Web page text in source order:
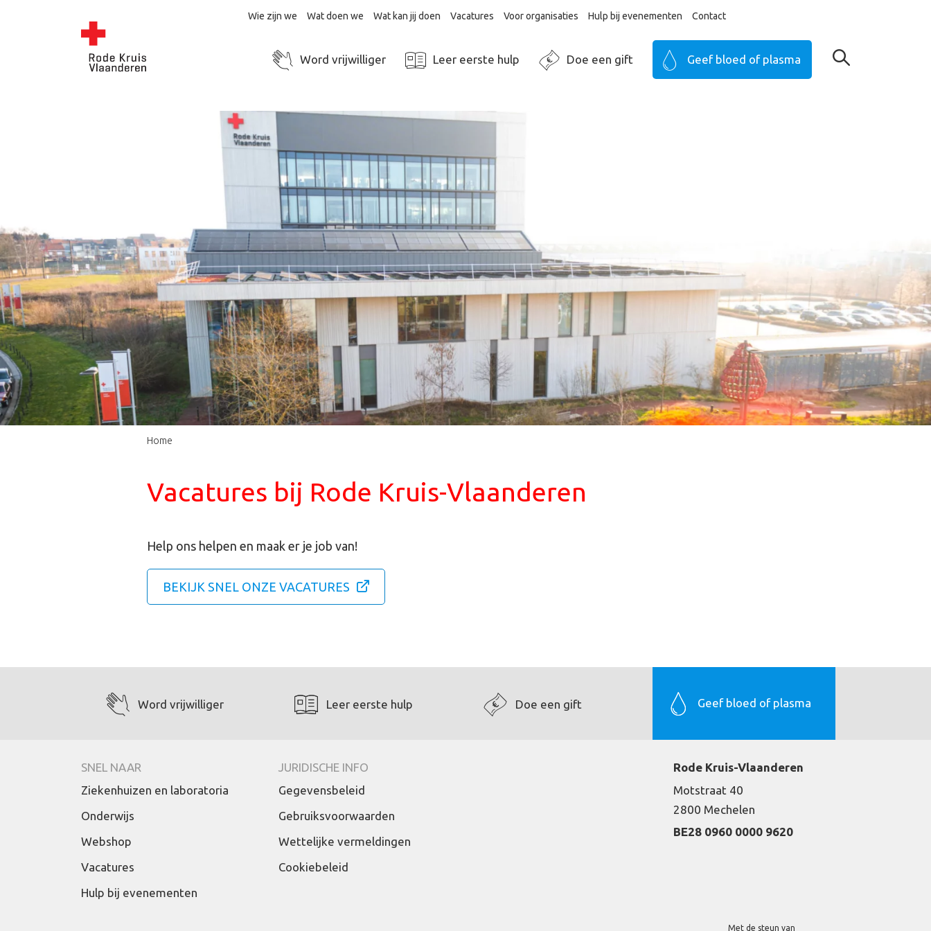
Wie zijn we Wat doen we Wat kan jij doen Vacatures Voor organisaties Hulp bij evenementen Contact
Word vrijwilliger Leer eerste hulp Doe een gift Geef bloed of plasma
Home
Vacatures bij Rode Kruis-Vlaanderen
Help ons helpen en maak er je job van!
BEKIJK SNEL ONZE VACATURES
Word vrijwilliger Leer eerste hulp Doe een gift Geef bloed of plasma
SNEL NAAR
Ziekenhuizen en laboratoria
Onderwijs
Webshop
Vacatures
Hulp bij evenementen
JURIDISCHE INFO
Gegevensbeleid
Gebruiksvoorwaarden
Wettelijke vermeldingen
Cookiebeleid
Rode Kruis-Vlaanderen
Motstraat 40
2800 Mechelen
BE28 0960 0000 9620
Met de steun van